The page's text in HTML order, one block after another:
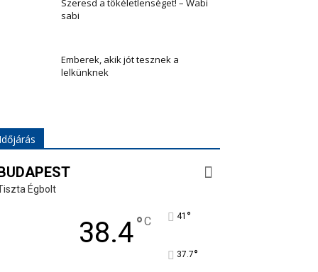
Szeresd a tökéletlenséget! – Wabi
sabi
Emberek, akik jót tesznek a
lelkünknek
Időjárás
Égbolt
38.4°C 41 °
37.7°